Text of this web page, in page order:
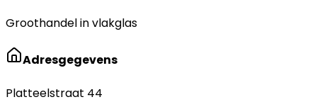
Groothandel in vlakglas
Adresgegevens
Platteelstraat 44